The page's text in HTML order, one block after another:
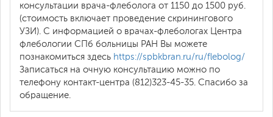
консультации врача-флеболога от 1150 до 1500 руб.
(стоимость включает проведение скринингового
УЗИ). С информацией о врачах-флебологах Центра
флебологии СПб больницы РАН Вы можете
познакомиться здесь https://spbkbran.ru/ru/flebolog/
Записаться на очную консультацию можно по
телефону контакт-центра (812)323-45-35. Спасибо за
обращение.